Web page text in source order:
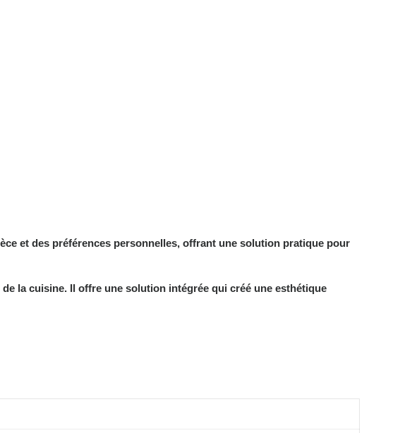
et des préférences personnelles, offrant une solution pratique pour
la cuisine. Il offre une solution intégrée qui créé une esthétique